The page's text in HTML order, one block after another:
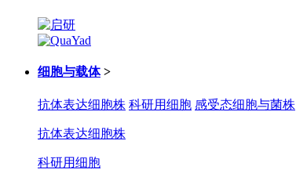
细胞与载体 >
抗体表达细胞株 科研用细胞 感受态细胞与菌株
抗体表达细胞株
科研用细胞